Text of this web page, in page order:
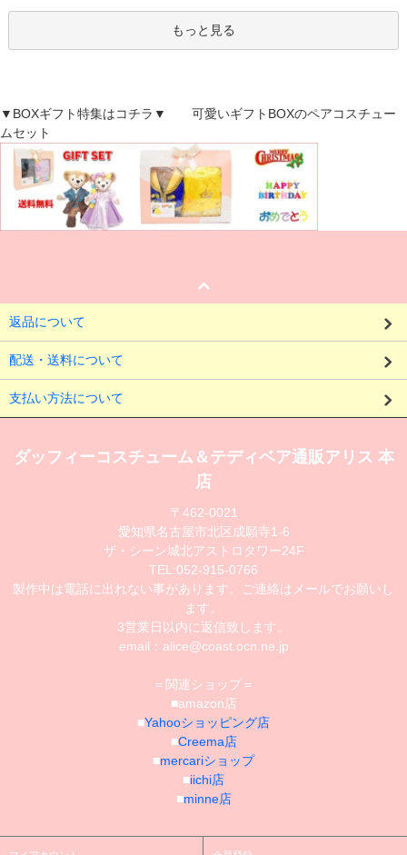
もっと見る
▼BOXギフト特集はコチラ▼ 可愛いギフトBOXのペアコスチュー
ムセット
返品について
配送・送料について
支払い方法について
ダッフィーコスチューム＆テディベア通販アリス 本
店
〒462-0021
愛知県名古屋市北区成願寺1-6
ザ・シーン城北アストロタワー24F
TEL:052-915-0766
製作中は電話に出れない事があります。ご連絡はメールでお願いし
ます。
3営業日以内に返信致します。
email：alice@coast.ocn.ne.jp
＝関連ショップ＝
■amazon店
■Yahooショッピング店
■Creema店
■mercariショップ
■iichi店
■minne店